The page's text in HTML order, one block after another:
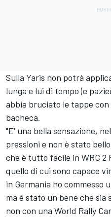
Sulla Yaris non potrà
lunga e lui di tempo (e
abbia bruciato le tappe
bacheca.
"E' una bella sensazione,
pressioni e non è stato
che è tutto facile in WRC 2
quello di cui sono capace
in Germania ho commesso
ma è stato un bene che sia
non con una World Rally